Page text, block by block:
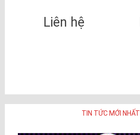
Liên hệ
TIN TỨC MỚI NHẤT